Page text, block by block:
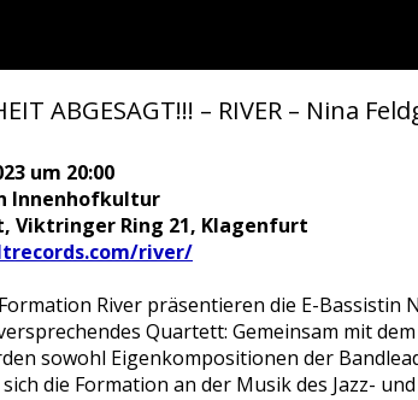
ABGESAGT!!! – RIVER – Nina
um 20:00
Innenhofkultur
Viktringer Ring 21, Klagenfurt
river/
River präsentieren die E-Bassistin
Quartett: Gemeinsam mit
sowohl Eigenkompositionen der
die Formation an der Musik des Jazz-